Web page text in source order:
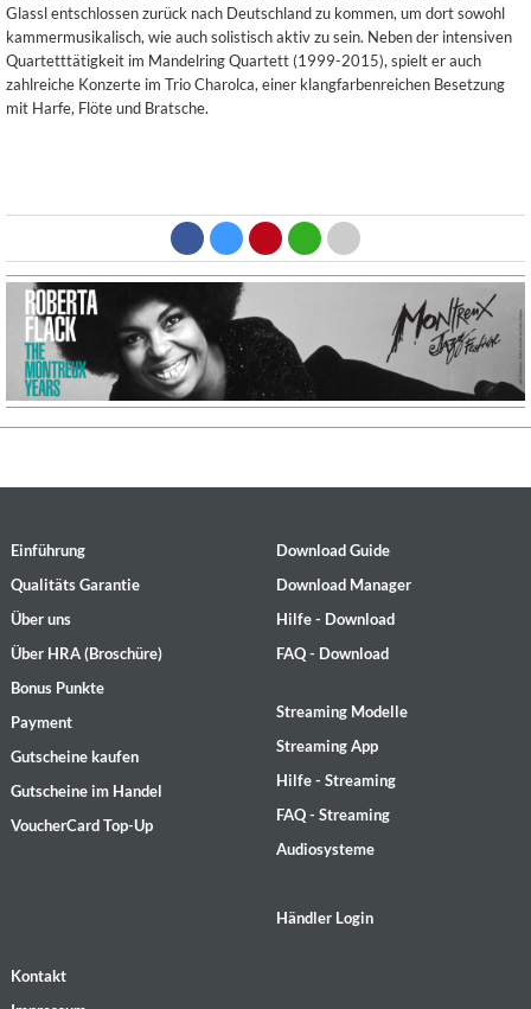
Glassl entschlossen zurück nach Deutschland zu kommen, um dort sowohl
kammermusikalisch, wie auch solistisch aktiv zu sein. Neben der intensiven
Quartetttätigkeit im Mandelring Quartett (1999-2015), spielt er auch
zahlreiche Konzerte im Trio Charolca, einer klangfarbenreichen Besetzung
mit Harfe, Flöte und Bratsche.
Einführung
Qualitäts Garantie
Über uns
Über HRA (Broschüre)
Bonus Punkte
Payment
Gutscheine kaufen
Gutscheine im Handel
VoucherCard Top-Up
Download Guide
Download Manager
Hilfe - Download
FAQ - Download
Streaming Modelle
Streaming App
Hilfe - Streaming
FAQ - Streaming
Audiosysteme
Händler Login
Kontakt